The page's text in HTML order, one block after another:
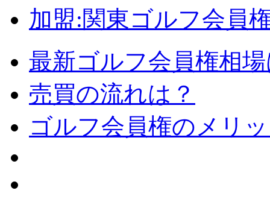
加盟:関東ゴルフ会員
最新ゴルフ会員権相
売買の流れは？
ゴルフ会員権のメリ